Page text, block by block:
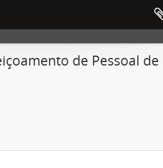
de Pessoal